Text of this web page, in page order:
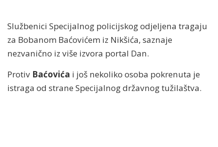
Službenici Specijalnog policijskog odjeljena tragaju
za Bobanom Baćovićem iz Nikšića, saznaje
nezvanično iz više izvora portal Dan.
Protiv Baćovića i još nekoliko osoba pokrenuta je
istraga od strane Specijalnog državnog tužilaštva.